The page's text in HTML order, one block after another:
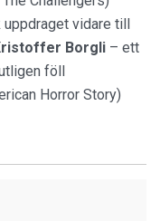
vidare till
Borgli – ett
föll
Horror Story)